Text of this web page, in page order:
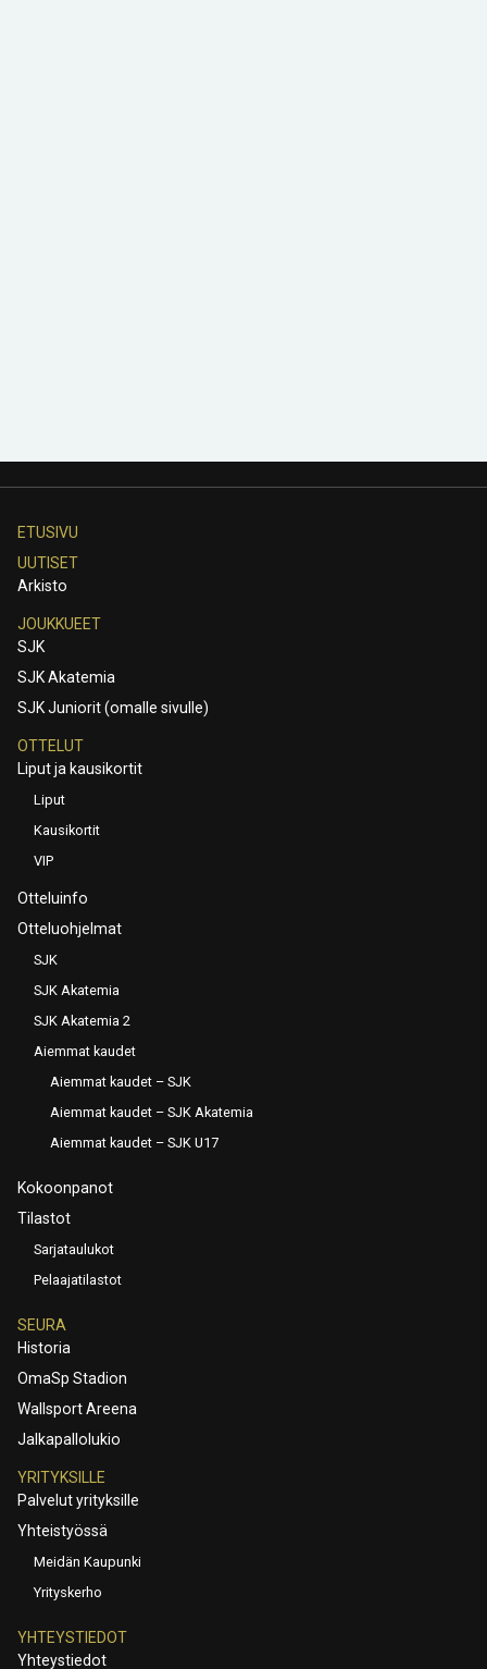
ETUSIVU
UUTISET
Arkisto
JOUKKUEET
SJK
SJK Akatemia
SJK Juniorit (omalle sivulle)
OTTELUT
Liput ja kausikortit
Liput
Kausikortit
VIP
Otteluinfo
Otteluohjelmat
SJK
SJK Akatemia
SJK Akatemia 2
Aiemmat kaudet
Aiemmat kaudet – SJK
Aiemmat kaudet – SJK Akatemia
Aiemmat kaudet – SJK U17
Kokoonpanot
Tilastot
Sarjataulukot
Pelaajatilastot
SEURA
Historia
OmaSp Stadion
Wallsport Areena
Jalkapallolukio
YRITYKSILLE
Palvelut yrityksille
Yhteistyössä
Meidän Kaupunki
Yrityskerho
YHTEYSTIEDOT
Yhteystiedot